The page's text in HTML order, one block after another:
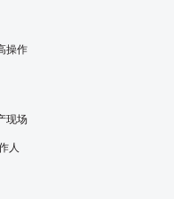
操作
现场
人